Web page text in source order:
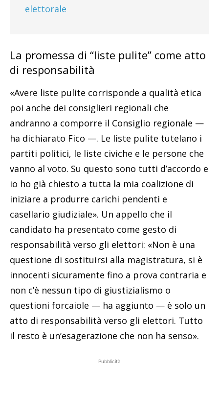
elettorale
La promessa di “liste pulite” come atto
di responsabilità
«Avere liste pulite corrisponde a qualità etica
poi anche dei consiglieri regionali che
andranno a comporre il Consiglio regionale —
ha dichiarato Fico —. Le liste pulite tutelano i
partiti politici, le liste civiche e le persone che
vanno al voto. Su questo sono tutti d’accordo e
io ho già chiesto a tutta la mia coalizione di
iniziare a produrre carichi pendenti e
casellario giudiziale». Un appello che il
candidato ha presentato come gesto di
responsabilità verso gli elettori: «Non è una
questione di sostituirsi alla magistratura, si è
innocenti sicuramente fino a prova contraria e
non c’è nessun tipo di giustizialismo o
questioni forcaiole — ha aggiunto — è solo un
atto di responsabilità verso gli elettori. Tutto
il resto è un’esagerazione che non ha senso».
Pubblicità